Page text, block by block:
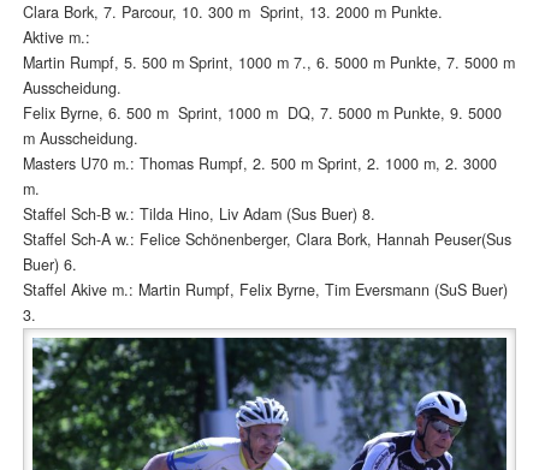
Clara Bork, 7. Parcour, 10. 300 m Sprint, 13. 2000 m Punkte.
Aktive m.:
Martin Rumpf, 5. 500 m Sprint, 1000 m 7., 6. 5000 m Punkte, 7. 5000 m
Ausscheidung.
Felix Byrne, 6. 500 m Sprint, 1000 m DQ, 7. 5000 m Punkte, 9. 5000
m Ausscheidung.
Masters U70 m.: Thomas Rumpf, 2. 500 m Sprint, 2. 1000 m, 2. 3000
m.
Staffel Sch-B w.: Tilda Hino, Liv Adam (Sus Buer) 8.
Staffel Sch-A w.: Felice Schönenberger, Clara Bork, Hannah Peuser(Sus
Buer) 6.
Staffel Akive m.: Martin Rumpf, Felix Byrne, Tim Eversmann (SuS Buer)
3.